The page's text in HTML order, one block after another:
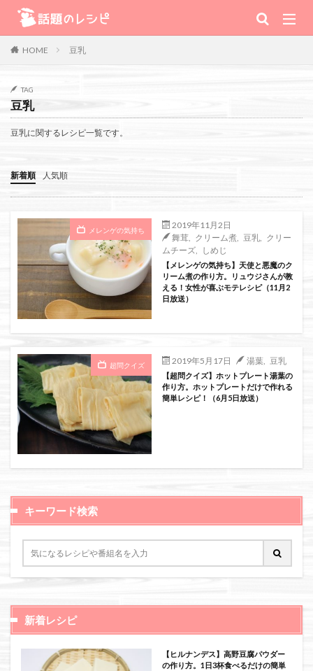
HOME 豆乳
TAG
豆乳
豆乳に関するレシピ一覧です。
新着順 人気順
メレンゲの気持ち
2019年11月2日
舞茸
クリーム煮 豆乳
クリー
ムチーズ, しめじ
【メレンゲの気持ち】天使と悪魔のク
リーム煮の作り方。リュウジさんが教
える！女性が喜ぶモテレシピ（11月2
日放送）
超問クイズ
2019年5月17日 湯葉, 豆乳
【超問クイズ】ホットプレート湯葉の
作り方。ホットプレートだけで作れる
簡単レシピ！（6月5日放送）
キーワード検索
新着レシピ
【ヒルナンデス】高野豆腐パウダー
の作り方。1日3杯食べるだけの簡単
キーワード
TV番組
Warning: Use of undefined constant 番組 - assumed '番組' (this will
throw an Error in a future version of PHP) in
/home/xs111inc/wadai.info/public_html/wp-content/themes/the-
thor-child/searchform-refine.php on line41